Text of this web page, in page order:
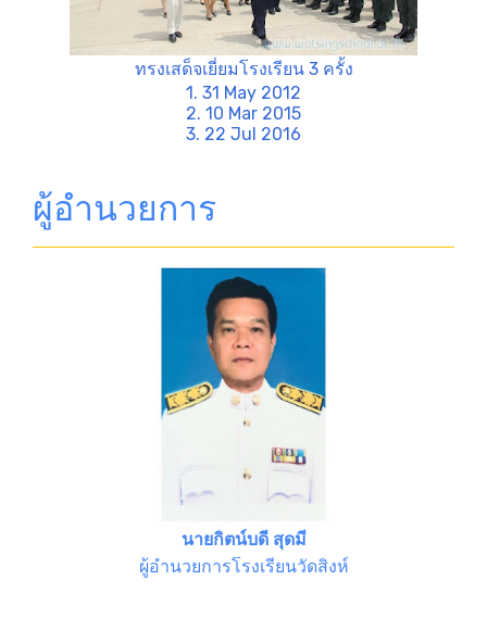
ทรงเสด็จเยี่ยมโรงเรียน 3 ครั้ง
1. 31 May 2012
2. 10 Mar 2015
3. 22 Jul 2016
ผู้อำนวยการ
นายกิตน์บดี สุดมี
ผู้อำนวยการโรงเรียนวัดสิงห์